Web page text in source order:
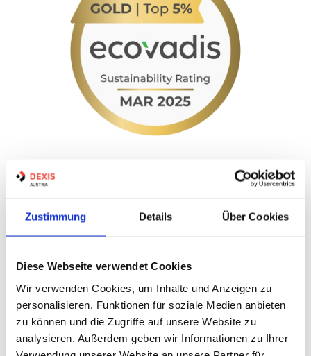
Zustimmung Details Über Cookies
Diese Webseite verwendet Cookies
Wir verwenden Cookies, um Inhalte und Anzeigen zu
personalisieren, Funktionen für soziale Medien anbieten
zu können und die Zugriffe auf unsere Website zu
analysieren. Außerdem geben wir Informationen zu Ihrer
Im Jahr 2025 haben wir erstmals an der internationalen
und wurden auf Anhieb mit der Goldmedaille ausgezeichnet.
Damit zählen wir zu den besten 5 % der weltweit bewerteten
in den Bereichen Umwelt, Arbeits- und Menschenrechte,
Ethik sowie nachhaltige Beschaffung. Die Auszeichnung ist
ein bedeutender Meilenstein auf unserem Weg zu mehr
verantwortungsvolle Unternehmensführung und